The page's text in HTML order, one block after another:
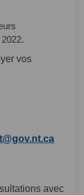
vos
avec